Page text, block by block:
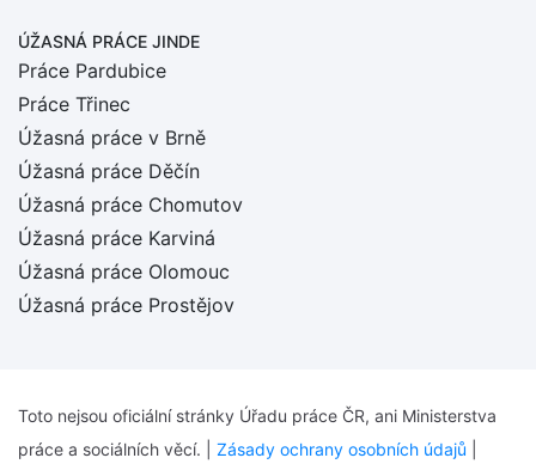
ÚŽASNÁ PRÁCE JINDE
Práce Pardubice
Práce Třinec
Úžasná práce v Brně
Úžasná práce Děčín
Úžasná práce Chomutov
Úžasná práce Karviná
Úžasná práce Olomouc
Úžasná práce Prostějov
Toto nejsou oficiální stránky Úřadu práce ČR, ani Ministerstva
práce a sociálních věcí. | Zásady ochrany osobních údajů